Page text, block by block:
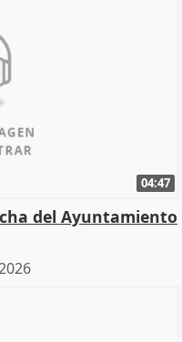
04:47
del Ayuntamiento